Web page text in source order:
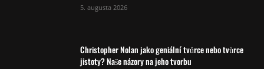
5. augusta 2026
Christopher Nolan jako geniální tvůrce nebo tvůrce
jistoty? Naše názory na jeho tvorbu